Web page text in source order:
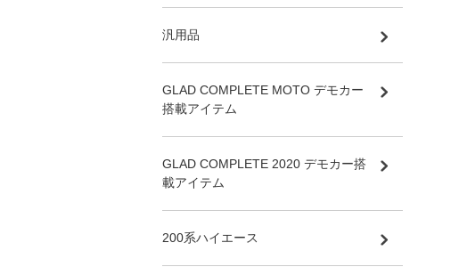
汎用品
GLAD COMPLETE MOTO デモカー
搭載アイテム
GLAD COMPLETE 2020 デモカー搭
載アイテム
200系ハイエース